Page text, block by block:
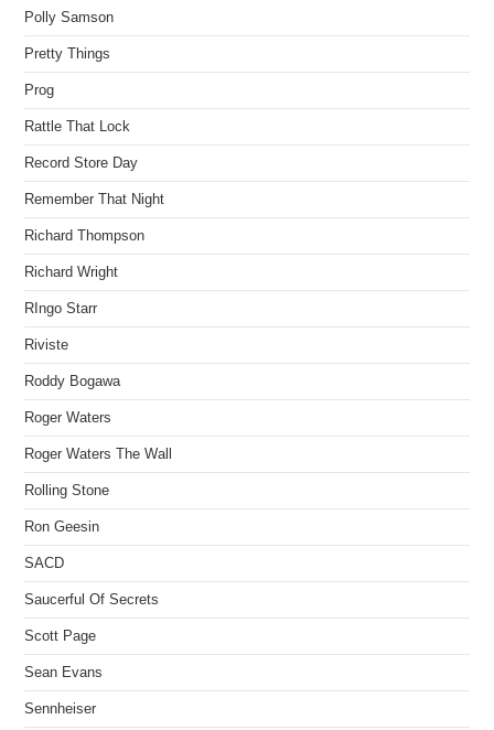
Polly Samson
Pretty Things
Prog
Rattle That Lock
Record Store Day
Remember That Night
Richard Thompson
Richard Wright
RIngo Starr
Riviste
Roddy Bogawa
Roger Waters
Roger Waters The Wall
Rolling Stone
Ron Geesin
SACD
Saucerful Of Secrets
Scott Page
Sean Evans
Sennheiser